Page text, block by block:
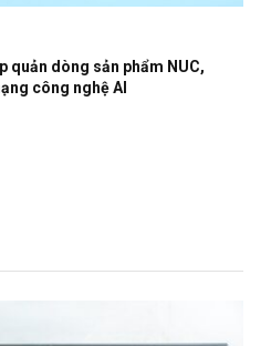
quản dòng sản phẩm NUC,
công nghệ AI